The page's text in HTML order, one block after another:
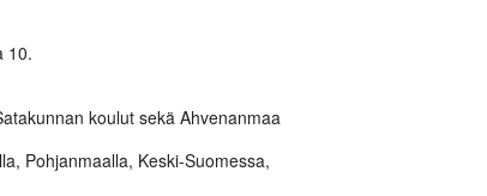
10.
koulut sekä Ahvenanmaa
Pohjanmaalla, Keski-Suomessa,